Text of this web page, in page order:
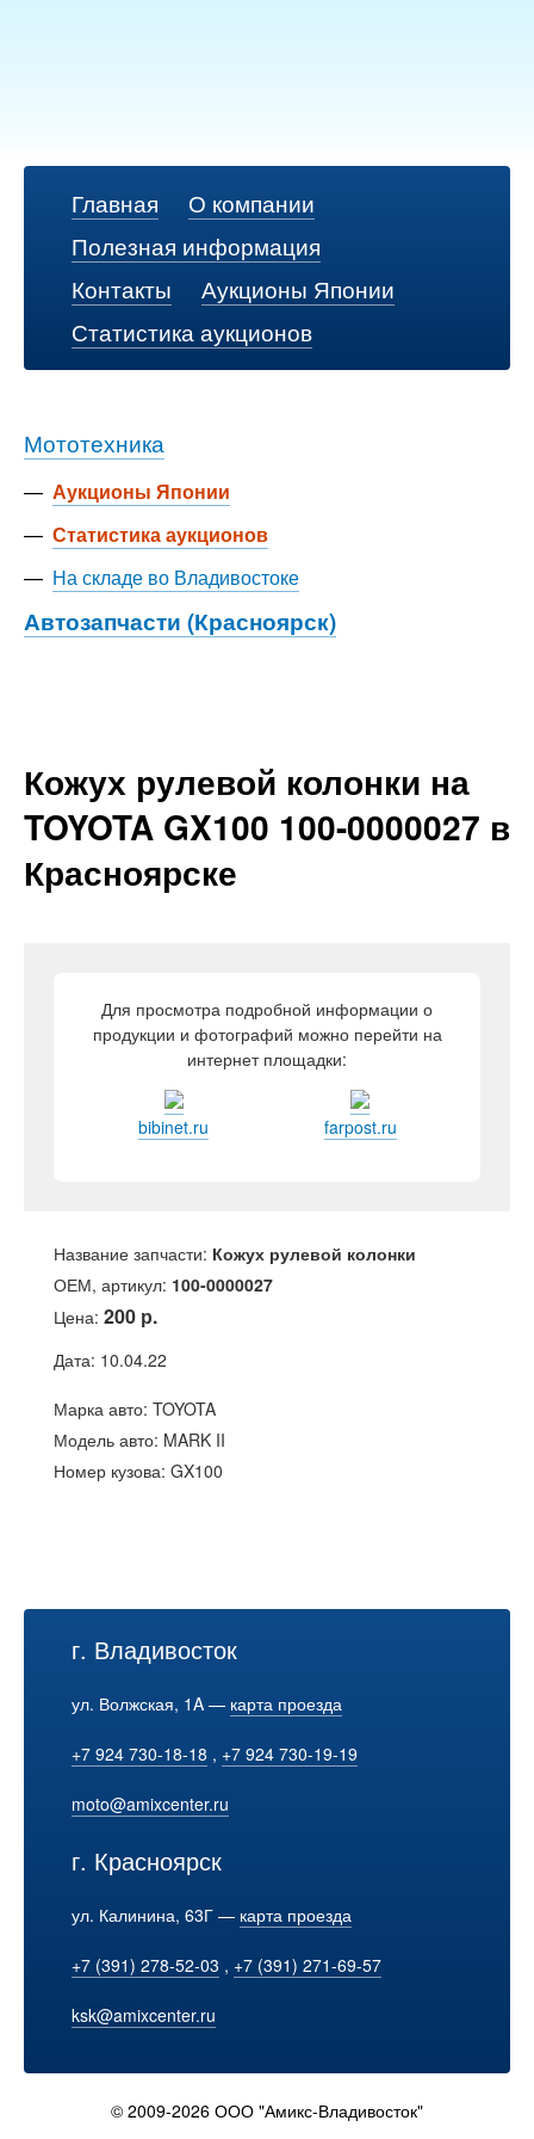
Главная
О компании
Полезная информация
Контакты
Аукционы Японии
Статистика аукционов
Мототехника
— Аукционы Японии
— Статистика аукционов
— На складе во Владивостоке
Автозапчасти (Красноярск)
Кожух рулевой колонки на
TOYOTA GX100 100-0000027 в
Красноярске
Для просмотра подробной информации о
продукции и фотографий можно перейти на
интернет площадки:
bibinet.ru farpost.ru
Название запчасти: Кожух рулевой колонки
ОЕМ, артикул: 100-0000027
Цена: 200 р.
Дата: 10.04.22
Марка авто: TOYOTA
Модель авто: MARK II
Номер кузова: GX100
г. Владивосток
ул. Волжская, 1A — карта проезда
+7 924 730-18-18 , +7 924 730-19-19
moto@amixcenter.ru
г. Красноярск
ул. Калинина, 63Г — карта проезда
+7 (391) 278-52-03 , +7 (391) 271-69-57
ksk@amixcenter.ru
© 2009-2026 ООО "Амикс-Владивосток"